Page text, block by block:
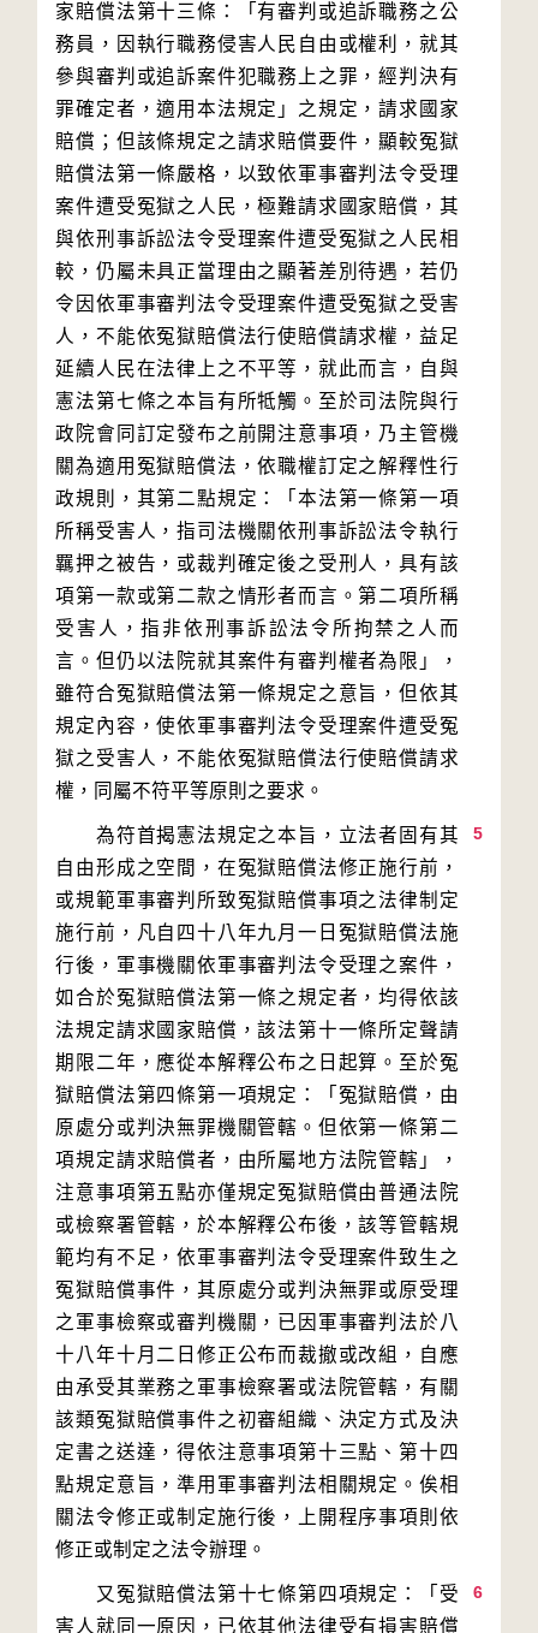
家賠償法第十三條：「有審判或追訴職務之公
務員，因執行職務侵害人民自由或權利，就其
參與審判或追訴案件犯職務上之罪，經判決有
罪確定者，適用本法規定」之規定，請求國家
賠償；但該條規定之請求賠償要件，顯較冤獄
賠償法第一條嚴格，以致依軍事審判法令受理
案件遭受冤獄之人民，極難請求國家賠償，其
與依刑事訴訟法令受理案件遭受冤獄之人民相
較，仍屬未具正當理由之顯著差別待遇，若仍
令因依軍事審判法令受理案件遭受冤獄之受害
人，不能依冤獄賠償法行使賠償請求權，益足
延續人民在法律上之不平等，就此而言，自與
憲法第七條之本旨有所牴觸。至於司法院與行
政院會同訂定發布之前開注意事項，乃主管機
關為適用冤獄賠償法，依職權訂定之解釋性行
政規則，其第二點規定：「本法第一條第一項
所稱受害人，指司法機關依刑事訴訟法令執行
羈押之被告，或裁判確定後之受刑人，具有該
項第一款或第二款之情形者而言。第二項所稱
受害人，指非依刑事訴訟法令所拘禁之人而
言。但仍以法院就其案件有審判權者為限」，
雖符合冤獄賠償法第一條規定之意旨，但依其
規定內容，使依軍事審判法令受理案件遭受冤
獄之受害人，不能依冤獄賠償法行使賠償請求
5
為符首揭憲法規定之本旨，立法者固有其
自由形成之空間，在冤獄賠償法修正施行前，
或規範軍事審判所致冤獄賠償事項之法律制定
施行前，凡自四十八年九月一日冤獄賠償法施
行後，軍事機關依軍事審判法令受理之案件，
如合於冤獄賠償法第一條之規定者，均得依該
法規定請求國家賠償，該法第十一條所定聲請
期限二年，應從本解釋公布之日起算。至於冤
獄賠償法第四條第一項規定：「冤獄賠償，由
原處分或判決無罪機關管轄。但依第一條第二
項規定請求賠償者，由所屬地方法院管轄」，
注意事項第五點亦僅規定冤獄賠償由普通法院
或檢察署管轄，於本解釋公布後，該等管轄規
範均有不足，依軍事審判法令受理案件致生之
冤獄賠償事件，其原處分或判決無罪或原受理
之軍事檢察或審判機關，已因軍事審判法於八
十八年十月二日修正公布而裁撤或改組，自應
由承受其業務之軍事檢察署或法院管轄，有關
該類冤獄賠償事件之初審組織、決定方式及決
定書之送達，得依注意事項第十三點、第十四
點規定意旨，準用軍事審判法相關規定。俟相
關法令修正或制定施行後，上開程序事項則依
6
又冤獄賠償法第十七條第四項規定：「受
害人就同一原因，已依其他法律受有損害賠償